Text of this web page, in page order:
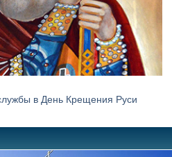
в День Крещения Руси